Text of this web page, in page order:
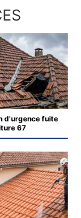
d'urgence fuite
67